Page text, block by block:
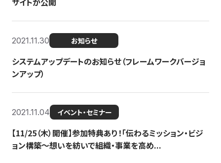
2021.11.30 お知らせ
システムアップデートのお知らせ（フレームワークバージョ
ンアップ）
2021.11.04 イベント・セミナー
【11/25（木）開催】参加特典あり！「伝わるミッション・ビジ
ョン構築〜想いを紡いで組織・事業を高め...